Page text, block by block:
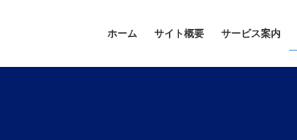
ホーム サイト概要 サービス案内